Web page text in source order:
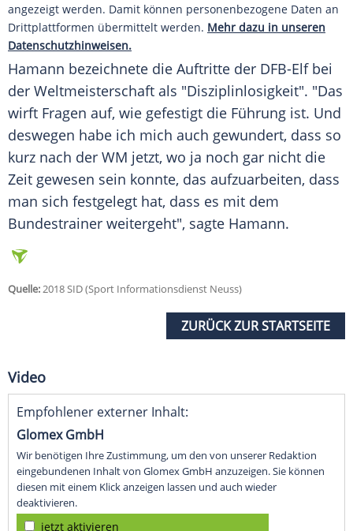
angezeigt werden. Damit können personenbezogene Daten an
Drittplattformen übermittelt werden. Mehr dazu in unseren
Datenschutzhinweisen.
Hamann bezeichnete die Auftritte der DFB-Elf bei
der Weltmeisterschaft als "Disziplinlosigkeit". "Das
wirft Fragen auf, wie gefestigt die Führung ist. Und
deswegen habe ich mich auch gewundert, dass so
kurz nach der WM jetzt, wo ja noch gar nicht die
Zeit gewesen sein konnte, das aufzuarbeiten, dass
man sich festgelegt hat, dass es mit dem
Bundestrainer weitergeht", sagte Hamann.
Quelle:2018 SID (Sport Informationsdienst Neuss)
ZURÜCK ZUR STARTSEITE
Video
Empfohlener externer Inhalt:
Glomex GmbH
Wir benötigen Ihre Zustimmung, um den von unserer Redaktion
eingebundenen Inhalt von Glomex GmbH anzuzeigen. Sie können
diesen mit einem Klick anzeigen lassen und auch wieder
deaktivieren.
jetzt aktivieren